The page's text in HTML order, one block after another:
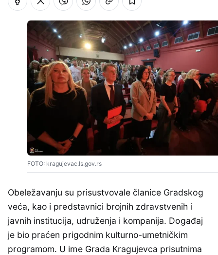
FOTO: kragujevac.ls.gov.rs
Obeležavanju su prisustvovale članice Gradskog
veća, kao i predstavnici brojnih zdravstvenih i
javnih institucija, udruženja i kompanija. Događaj
je bio praćen prigodnim kulturno-umetničkim
programom. U ime Grada Kragujevca prisutnima